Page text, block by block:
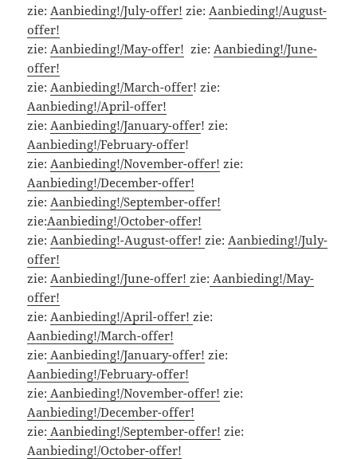
zie: Aanbieding!/July-offer! zie: Aanbieding!/August-
offer!
zie: Aanbieding!/May-offer! zie: Aanbieding!/June-
offer!
zie: Aanbieding!/March-offer! zie:
Aanbieding!/April-offer!
zie: Aanbieding!/January-offer! zie:
Aanbieding!/February-offer!
zie: Aanbieding!/November-offer! zie:
Aanbieding!/December-offer!
zie: Aanbieding!/September-offer!
zie:Aanbieding!/October-offer!
zie: Aanbieding!-August-offer!zie: Aanbieding!/July-
offer!
zie: Aanbieding!/June-offer!zie: Aanbieding!/May-
offer!
zie: Aanbieding!/April-offer!zie:
Aanbieding!/March-offer!
zie: Aanbieding!/January-offer! zie:
Aanbieding!/February-offer!
zie: Aanbieding!/November-offer! zie:
Aanbieding!/December-offer!
zie: Aanbieding!/September-offer! zie:
Aanbieding!/October-offer!